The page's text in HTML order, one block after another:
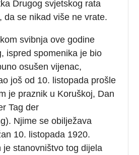
Drugog svjetskog rata
da se nikad više ne vrate.
svibnja ove godine
ispred spomenika je bio
osušen vijenac,
još od 10. listopada prošle
je praznik u Koruškoj, Dan
Tag der
Njime se obilježava
10. listopada 1920.
je stanovništvo tog dijela